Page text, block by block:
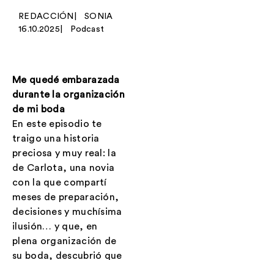
REDACCIÓN
SONIA
16.10.2025
Podcast
Me quedé embarazada
durante la organización
de mi boda
En este episodio te
traigo una historia
preciosa y muy real: la
de Carlota, una novia
con la que compartí
meses de preparación,
decisiones y muchísima
ilusión… y que, en
plena organización de
su boda, descubrió que